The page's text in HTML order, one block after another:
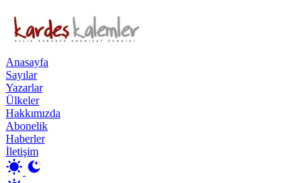
Anasayfa
Sayılar
Yazarlar
Ülkeler
Hakkımızda
Abonelik
Haberler
İletişim